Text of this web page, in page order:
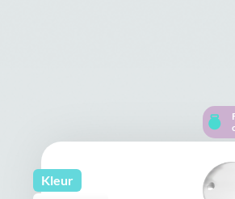
Kleur